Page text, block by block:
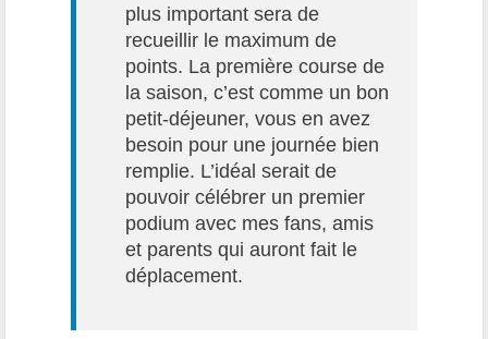
plus important sera de
recueillir le maximum de
points. La première course de
la saison, c’est comme un bon
petit-déjeuner, vous en avez
besoin pour une journée bien
remplie. L’idéal serait de
pouvoir célébrer un premier
podium avec mes fans, amis
et parents qui auront fait le
déplacement.